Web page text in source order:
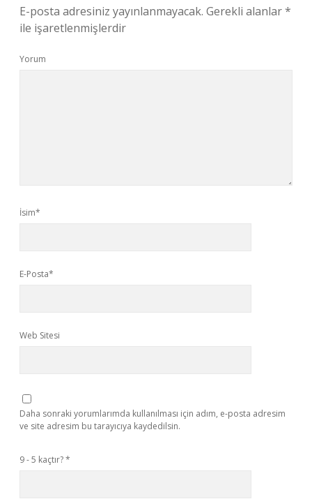
E-posta adresiniz yayınlanmayacak. Gerekli alanlar*
ile işaretlenmişlerdir
Yorum
İsim*
E-Posta*
Web Sitesi
Daha sonraki yorumlarımda kullanılması için adım, e-posta adresim
ve site adresim bu tarayıcıya kaydedilsin.
9 - 5 kaçtır?*